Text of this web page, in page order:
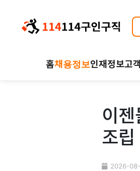
홈채용정보인재정보고
이
조
2026-